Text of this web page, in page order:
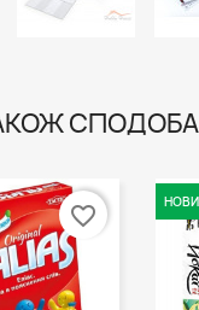
favorite_border